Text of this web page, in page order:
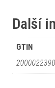
Další
GTIN